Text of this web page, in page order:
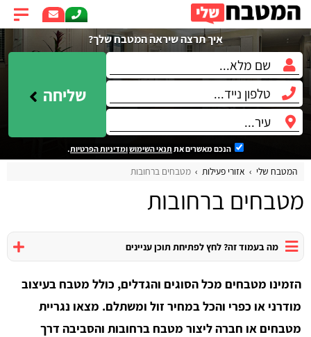
איך תרצה שיראה המטבח שלך?
שליחה
הנכם מאשרים את תנאי השימושומדיניות הפרטיות.
המטבח שלי אזורי פעילות מטבחים ברחובות
מטבחים ברחובות
מה בעמוד זה? לחץ לפתיחת תוכן עניינים
הזמינו מטבחים מכל הסוגים והגדלים, כולל מטבח בעיצוב
מודרני או כפרי והכל במחיר זול ומשתלם. מצאו נגריית
מטבחים או חברה ליצור מטבח ברחובות והסביבה דרך